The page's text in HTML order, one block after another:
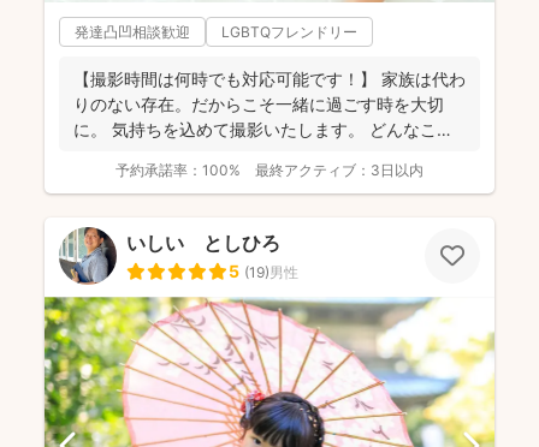
発達凸凹相談歓迎 LGBTQフレンドリー
【撮影時間は何時でも対応可能です！】 家族は代わ
りのない存在。だからこそ一緒に過ごす時を大切
に。 気持ちを込めて撮影いたします。 どんなこと
予約承諾率： 100% 最終アクティブ： 3日以内
いしい としひろ
5 (19)男性